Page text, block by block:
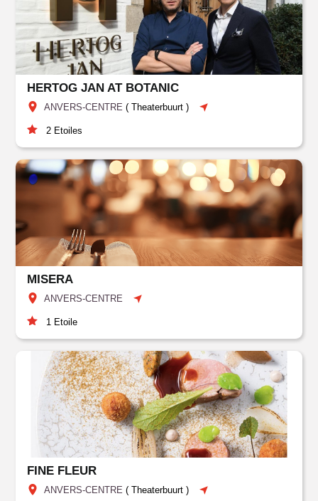
HERTOG JAN AT BOTANIC
ANVERS-CENTRE (Theaterbuurt )
2 Etoiles
MISERA
ANVERS-CENTRE
1 Etoile
FINE FLEUR
ANVERS-CENTRE (Theaterbuurt )